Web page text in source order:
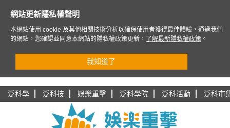
泛科學 泛科技 娛樂重擊 泛科學院 泛科活動 泛科市
網站更新隱私權聲明
本網站使用 cookie 及其他相關技術分析以確保使用者獲得最佳體驗，通過我們
的網站，您確認並同意本網站的隱私權政策更新，
了解最新隱私權政策 。
我知道了